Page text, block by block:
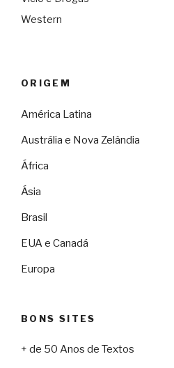
Western
ORIGEM
América Latina
Austrália e Nova Zelândia
África
Ásia
Brasil
EUA e Canadá
Europa
BONS SITES
+ de 50 Anos de Textos